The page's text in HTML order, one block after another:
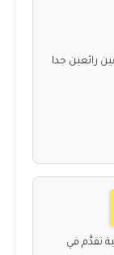
رائعين جدا
تقدَّم في